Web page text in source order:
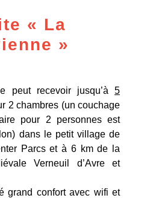
« La
»
peut recevoir jusqu’à 5
2 chambres (un couchage
pour 2 personnes est
dans le petit village de
Parcs et à 6 km de la
Verneuil d’Avre et
grand confort avec wifi et